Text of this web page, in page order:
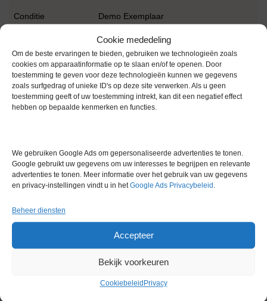
Cookie mededeling
Om de beste ervaringen te bieden, gebruiken we technologieën zoals
cookies om apparaatinformatie op te slaan en/of te openen. Door
toestemming te geven voor deze technologieën kunnen we gegevens
zoals surfgedrag of unieke ID's op deze site verwerken. Als u geen
toestemming geeft of uw toestemming intrekt, kan dit een negatief effect
hebben op bepaalde kenmerken en functies.
We gebruiken Google Ads om gepersonaliseerde advertenties te tonen.
Google gebruikt uw gegevens om uw interesses te begrijpen en relevante
advertenties te tonen. Meer informatie over het gebruik van uw gegevens
en privacy-instellingen vindt u in hetGoogle Ads Privacybeleid .
Beheer diensten
Accepteer
Bekijk voorkeuren
Cookiebeleid Privacy
Conditie Demo Exemplaar
1 maand
Via bemiddeling